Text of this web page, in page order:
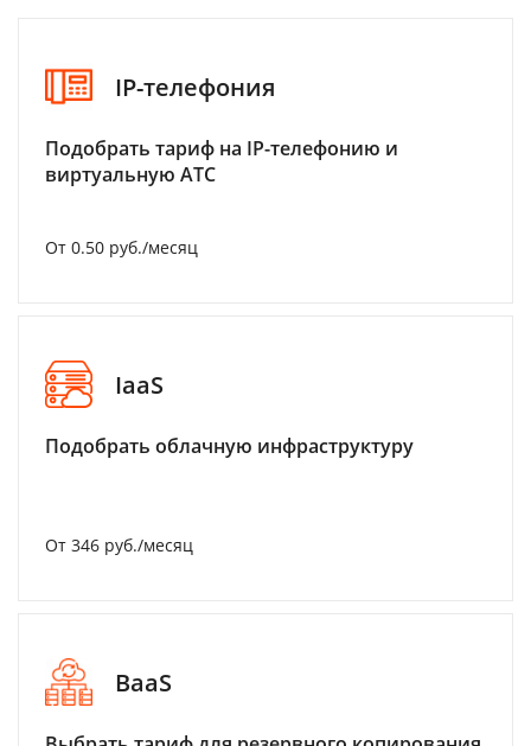
IP-телефония
Подобрать тариф на IP-телефонию и
виртуальную АТС
От 0.50 руб./месяц
IaaS
Подобрать облачную инфраструктуру
От 346 руб./месяц
BaaS